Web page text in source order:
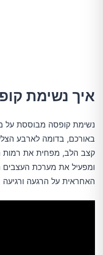
איך נשימת
נשימת קופסה מבוססת על
באורכם, בדומה לארבע
קצב הלב, מפחית את רמות
ומפעיל את מערכת
האחראית על הרגעה ורגיעה